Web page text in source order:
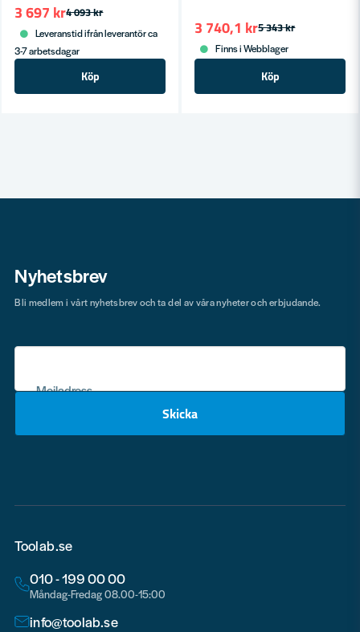
4 093 kr
3 697 kr
Leveranstid ifrån leverantör ca
3-7 arbetsdagar
Köp
5 343 kr
3 740,1 kr
Finns i Webblager
Köp
Nyhetsbrev
Mejladress
Skicka
Bli medlem i vårt nyhetsbrev och ta del av våra nyheter och erbjudande.
Toolab.se
010 - 199 00 00
Måndag-Fredag 08.00-15:00
info@toolab.se